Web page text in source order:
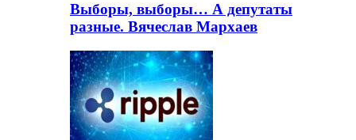
Выборы, выборы… А депутаты
разные. Вячеслав Мархаев